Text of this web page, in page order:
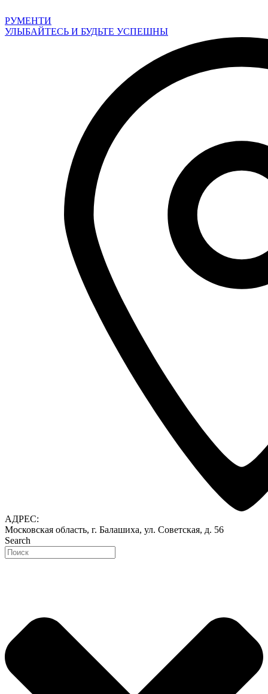
к
содержимому
РУМЕНТИ
УЛЫБАЙТЕСЬ И БУДЬТЕ УСПЕШНЫ
АДРЕС:
Московская область, г. Балашиха, ул. Советская, д. 56
Search